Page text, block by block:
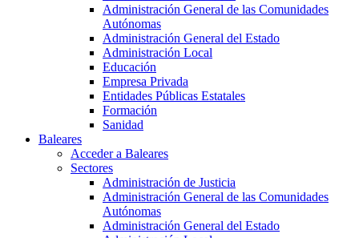
Administración General de las Comunidades
Autónomas
Administración General del Estado
Administración Local
Educación
Empresa Privada
Entidades Públicas Estatales
Formación
Sanidad
Baleares
Acceder a Baleares
Sectores
Administración de Justicia
Administración General de las Comunidades
Autónomas
Administración General del Estado